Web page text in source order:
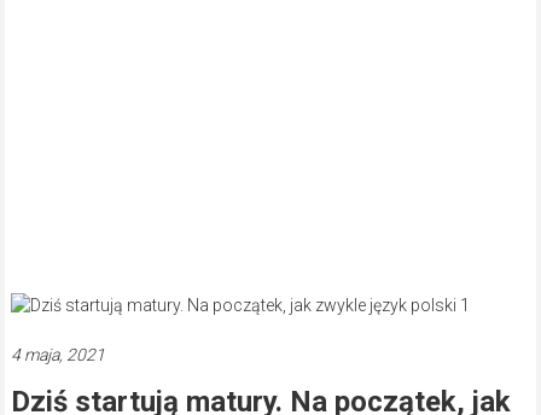
4 maja, 2021
Dziś startują matury. Na początek, jak